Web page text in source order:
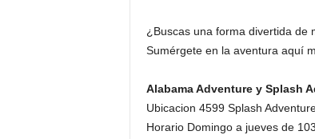
¿Buscas una forma divertida de
Sumérgete en la aventura aquí
Alabama Adventure y Splash
Ubicacion 4599 Splash
Horario Domingo a jueves de